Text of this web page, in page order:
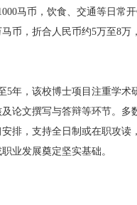
马币，饮食、交通等日常
币，折合人民币约5万至8万
5年，该校博士项目注重学
论文撰写与答辩等环节。多
排，支持全日制或在职攻读
业发展奠定坚实基础。